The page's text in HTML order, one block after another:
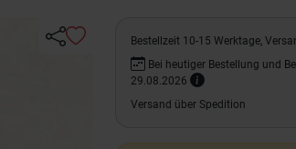
Bestellzeit 10-15 Werktage,
Bei heutiger Bestellung und
29.08.2026
Versand über Spedition